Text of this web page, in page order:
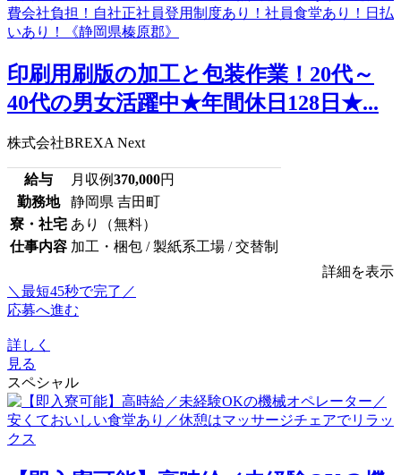
印刷用刷版の加工と包装作業！20代～
40代の男女活躍中★年間休日128日★...
株式会社BREXA Next
給与 月収例370,000円
勤務地
静岡県 吉田町
寮・社宅 あり（無料）
仕事内容 加工・梱包 / 製紙系工場 / 交替制
詳細を表示
＼最短45秒で完了／
応募へ進む
詳しく
見る
スペシャル